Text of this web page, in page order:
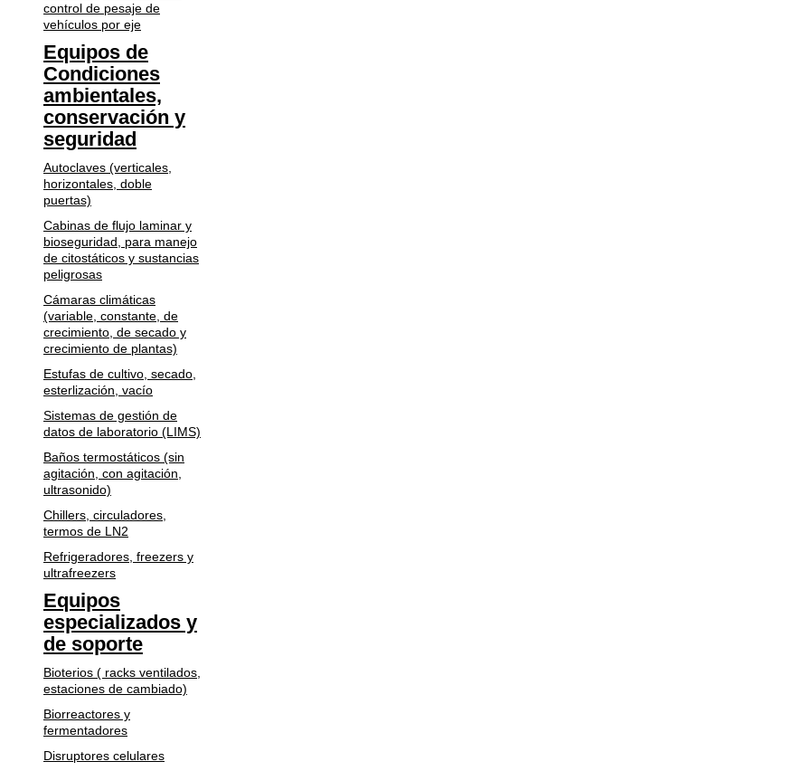
control de pesaje de
vehículos por eje
Equipos de
Condiciones
ambientales,
conservación y
seguridad
Autoclaves (verticales,
horizontales, doble
puertas)
Cabinas de flujo laminar y
bioseguridad, para manejo
de citostáticos y sustancias
peligrosas
Cámaras climáticas
(variable, constante, de
crecimiento, de secado y
crecimiento de plantas)
Estufas de cultivo, secado,
esterlización, vacío
Sistemas de gestión de
datos de laboratorio (LIMS)
Baños termostáticos (sin
agitación, con agitación,
ultrasonido)
Chillers, circuladores,
termos de LN2
Refrigeradores, freezers y
ultrafreezers
Equipos
especializados y
de soporte
Bioterios ( racks ventilados,
estaciones de cambiado)
Biorreactores y
fermentadores
Disruptores celulares